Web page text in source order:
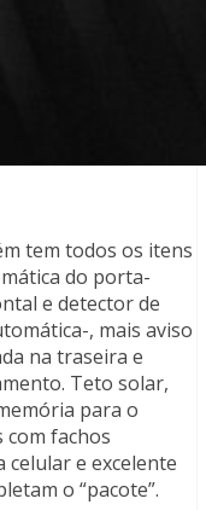
tem todos os itens
do porta-
e detector de
, mais aviso
na traseira e
Teto solar,
para o
fachos
e excelente
o “pacote”.